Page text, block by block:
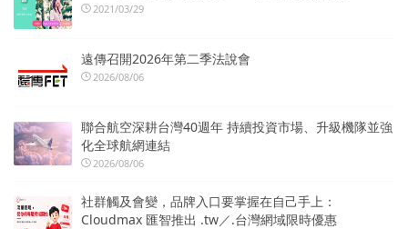
2021/03/29
遠傳召開2026年第二季法說會
2026/08/06
聯合航空深耕台灣40週年 持續投資市場、升級機隊並強
化全球航網連結
2026/08/06
社群觸及會變，品牌入口要掌握在自己手上：
Cloudmax 匯智推出 .tw／.台灣網域限時優惠